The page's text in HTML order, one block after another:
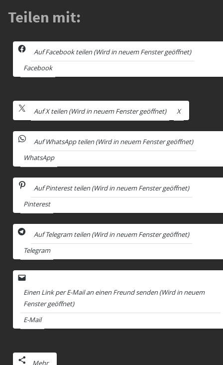
Teilen mit:
Auf Facebook teilen (Wird in neuem Fenster geöffnet)
Facebook
Auf X teilen (Wird in neuem Fenster geöffnet) X
Auf WhatsApp teilen (Wird in neuem Fenster geöffnet)
WhatsApp
Auf Pinterest teilen (Wird in neuem Fenster geöffnet)
Pinterest
Auf Telegram teilen (Wird in neuem Fenster geöffnet)
Telegram
Einen Link per E-Mail an einen Freund senden (Wird in neuem
Fenster geöffnet)
E-Mail
Mehr